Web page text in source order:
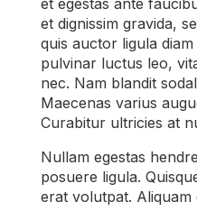
et dignissim gravida,
quis auctor ligula
pulvinar luctus leo,
nec. Nam blandit
Maecenas varius
Curabitur ultricies at
Nullam egestas
posuere ligula.
erat volutpat.